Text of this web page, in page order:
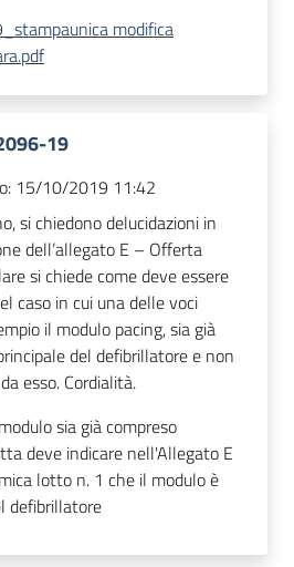
modifica
19
15/10/2019 11:42
si chiedono delucidazioni in
dell’allegato E – Offerta
si chiede come deve essere
caso in cui una delle voci
il modulo pacing, sia già
del defibrillatore e non
esso. Cordialità.
sia già compreso
deve indicare nell'Allegato E
lotto n. 1 che il modulo è
defibrillatore